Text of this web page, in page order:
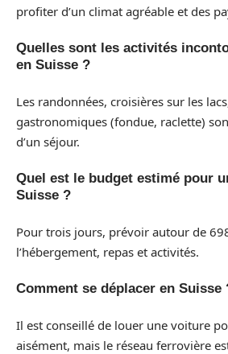
profiter d’un climat agréable et des
Quelles sont les activités
en Suisse ?
Les randonnées, croisières sur les
gastronomiques (fondue, raclette)
d’un séjour.
Quel est le budget estimé pour
Suisse ?
Pour trois jours, prévoir autour de
l’hébergement, repas et activités.
Comment se déplacer en Suisse
Il est conseillé de louer une voiture
aisément, mais le réseau ferrovière